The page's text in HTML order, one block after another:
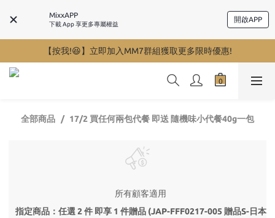
MixxAPP
下載 App 享更多專屬權益
開啟APP
【按我!😆】立即加入MM7群組獲取更多限時優惠!
全部商品 17/2 買任何兩包代餐 即送 隨機味小代餐40g一包
所有顧客適用
指定商品：任選 2 件 即享 1 件贈品 (JAP-FFF0217-005 贈品S-日本